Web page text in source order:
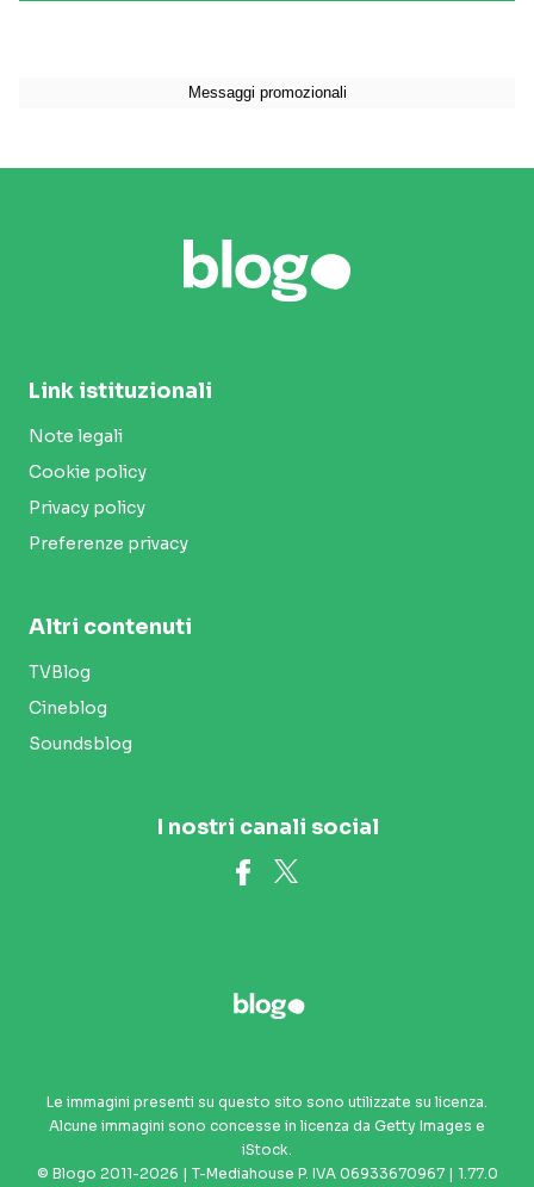
Link istituzionali
Note legali
Cookie policy
Privacy policy
Preferenze privacy
Altri contenuti
TVBlog
Cineblog
Soundsblog
I nostri canali social
Le immagini presenti su questo sito sono utilizzate su licenza.
Alcune immagini sono concesse in licenza da Getty Images e
iStock.
© Blogo 2011-2026 | T-Mediahouse P. IVA 06933670967 | 1.77.0